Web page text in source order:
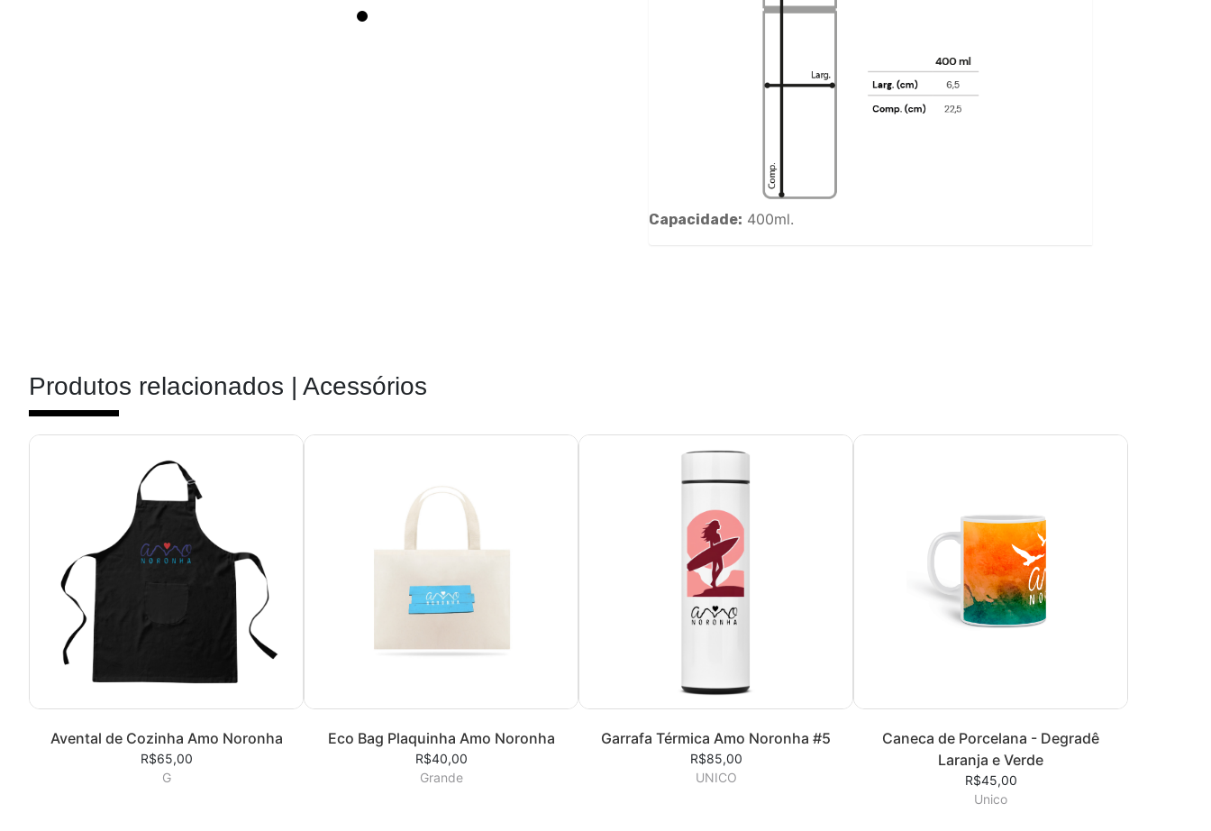
Capacidade: 400ml.
Produtos relacionados | Acessórios
Avental de Cozinha Amo Noronha
R$65,00
G
Eco Bag Plaquinha Amo Noronha
R$40,00
Grande
Garrafa Térmica Amo Noronha #5
R$85,00
UNICO
Caneca de Porcelana - Degradê
Laranja e Verde
R$45,00
Unico